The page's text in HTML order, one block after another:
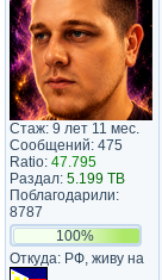
Стаж: 9 лет 11 мес.
Сообщений: 475
Ratio: 47.795
Раздал: 5.199 TB
Поблагодарили:
8787
100%
Откуда: РФ, живу на